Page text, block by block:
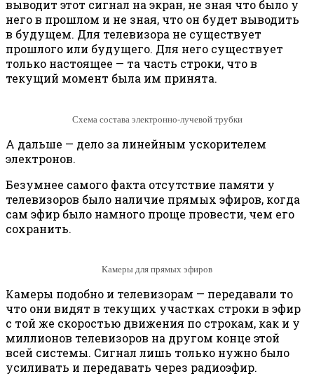
выводит этот сигнал на экран, не зная что было у
него в прошлом и не зная, что он будет выводить
в будущем. Для телевизора не существует
прошлого или будущего. Для него существует
только настоящее — та часть строки, что в
текущий момент была им принята.
Схема состава электронно-лучевой трубки
А дальше — дело за линейным ускорителем
электронов.
Безумнее самого факта отсутствие памяти у
телевизоров было наличие прямых эфиров, когда
сам эфир было намного проще провести, чем его
сохранить.
Камеры для прямых эфиров
Камеры подобно и телевизорам — передавали то
что они видят в текущих участках строки в эфир
с той же скоростью движения по строкам, как и у
миллионов телевизоров на другом конце этой
всей системы. Сигнал лишь только нужно было
усиливать и передавать через радиоэфир.